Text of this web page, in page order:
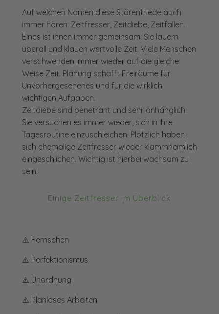
Auf welchen Namen diese Störenfriede auch
immer hören: Zeitfresser, Zeitdiebe, Zeitfallen.
Eines ist ihnen immer gemeinsam: Sie lauern
überall und klauen wertvolle Zeit. Viele Menschen
verschwenden immer wieder auf die gleiche
Weise Zeit. Planung schafft Freiräume für
Unvorhergesehenes und für die wirklich
wichtigen Aufgaben.
Zeitdiebe sind penetrant und sehr anhänglich.
Sie versuchen es immer wieder, sich in Ihre
Tagesroutine einzuschleichen. Plötzlich haben
sich ehemalige Zeitfresser wieder klammheimlich
eingeschlichen. Wichtig ist hierbei wachsam zu
sein.
Einige Zeitfresser im Überblick
⚠️ Fernsehen
⚠️ Perfektionismus
⚠️ Unordnung
⚠️ Planloses Arbeiten